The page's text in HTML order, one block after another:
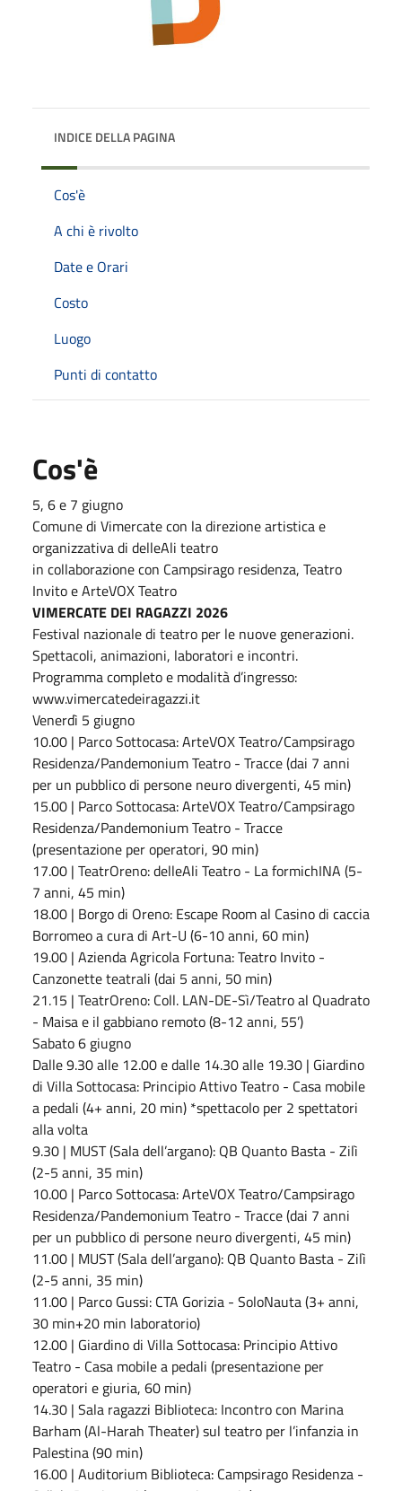
INDICE DELLA PAGINA
Cos'è
A chi è rivolto
Date e Orari
Costo
Luogo
Punti di contatto
Cos'è
5, 6 e 7 giugno
Comune di Vimercate con la direzione artistica e
organizzativa di delleAli teatro
in collaborazione con Campsirago residenza, Teatro
Invito e ArteVOX Teatro
VIMERCATE DEI RAGAZZI 2026
Festival nazionale di teatro per le nuove generazioni.
Spettacoli, animazioni, laboratori e incontri.
Programma completo e modalità d’ingresso:
www.vimercatedeiragazzi.it
Venerdì 5 giugno
10.00 | Parco Sottocasa: ArteVOX Teatro/Campsirago
Residenza/Pandemonium Teatro - Tracce (dai 7 anni
per un pubblico di persone neuro divergenti, 45 min)
15.00 | Parco Sottocasa: ArteVOX Teatro/Campsirago
Residenza/Pandemonium Teatro - Tracce
(presentazione per operatori, 90 min)
17.00 | TeatrOreno: delleAli Teatro - La formichINA (5-
7 anni, 45 min)
18.00 | Borgo di Oreno: Escape Room al Casino di caccia
Borromeo a cura di Art-U (6-10 anni, 60 min)
19.00 | Azienda Agricola Fortuna: Teatro Invito -
Canzonette teatrali (dai 5 anni, 50 min)
21.15 | TeatrOreno: Coll. LAN-DE-Sì/Teatro al Quadrato
- Maisa e il gabbiano remoto (8-12 anni, 55’)
Sabato 6 giugno
Dalle 9.30 alle 12.00 e dalle 14.30 alle 19.30 | Giardino
di Villa Sottocasa: Principio Attivo Teatro - Casa mobile
a pedali (4+ anni, 20 min) *spettacolo per 2 spettatori
alla volta
9.30 | MUST (Sala dell’argano): QB Quanto Basta - Zilì
(2-5 anni, 35 min)
10.00 | Parco Sottocasa: ArteVOX Teatro/Campsirago
Residenza/Pandemonium Teatro - Tracce (dai 7 anni
per un pubblico di persone neuro divergenti, 45 min)
11.00 | MUST (Sala dell’argano): QB Quanto Basta - Zilì
(2-5 anni, 35 min)
11.00 | Parco Gussi: CTA Gorizia - SoloNauta (3+ anni,
30 min+20 min laboratorio)
12.00 | Giardino di Villa Sottocasa: Principio Attivo
Teatro - Casa mobile a pedali (presentazione per
operatori e giuria, 60 min)
14.30 | Sala ragazzi Biblioteca: Incontro con Marina
Barham (Al-Harah Theater) sul teatro per l’infanzia in
Palestina (90 min)
16.00 | Auditorium Biblioteca: Campsirago Residenza -